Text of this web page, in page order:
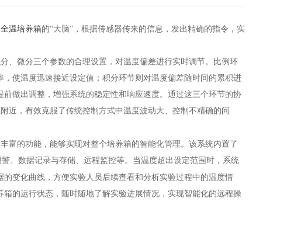
全温培养箱的“大脑”，根据传感器传来的信息，发出精确的指令，实
、微分三个参数的合理设置，对温度偏差进行实时调节。比例环
使温度迅速接近设定值；积分环节则对温度偏差随时间的累积进
做出调整，增强系统的稳定性和响应速度。通过这三个环节的协
近，有效克服了传统控制方式中温度波动大、控制不精确的问
富的功能，能够实现对整个培养箱的智能化管理。该系统内置了
、数据记录与存储、远程监控等。当温度超出设定范围时，系统
变化曲线，方便实验人员后续查看和分析实验过程中的温度情
的运行状态，随时随地了解实验进展情况，实现智能化的远程操